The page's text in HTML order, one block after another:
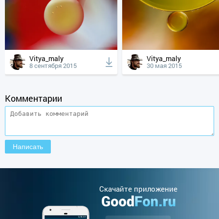
Vitya_maly
8 сентября 2015
Vitya_maly
30 мая 2015
Комментарии
Cкачайте приложение